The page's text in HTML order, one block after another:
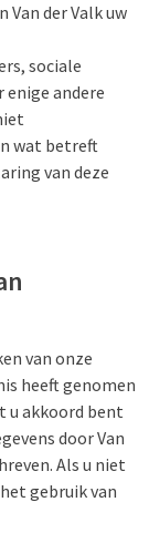
Van der Valk uw
sociale
enige andere
wat betreft
van deze
van onze
heeft genomen
u akkoord bent
door Van
Als u niet
gebruik van